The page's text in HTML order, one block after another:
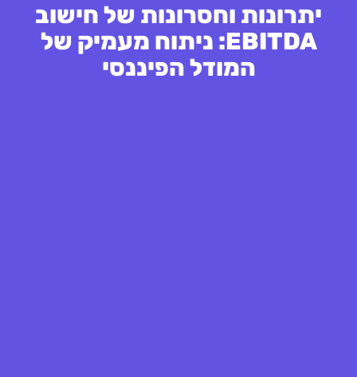
יתרונות וחסרונות של חישוב
EBITDA: ניתוח מעמיק של
המודל הפיננסי